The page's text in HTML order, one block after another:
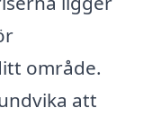
område.
att